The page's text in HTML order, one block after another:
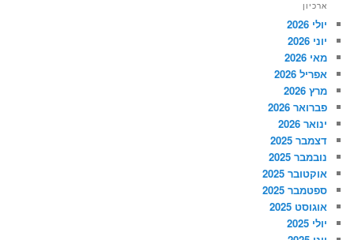
ארכיון
יולי 2026
יוני 2026
מאי 2026
אפריל 2026
מרץ 2026
פברואר 2026
ינואר 2026
דצמבר 2025
נובמבר 2025
אוקטובר 2025
ספטמבר 2025
אוגוסט 2025
יולי 2025